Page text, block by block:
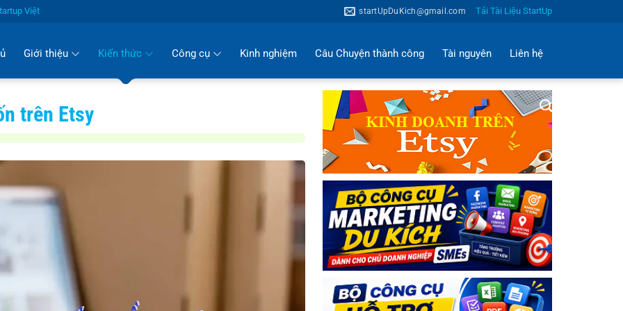
Việt startUpDuKich@gmail.com Tải Tài Liệu StartUp
Giới thiệu Kiến thức Công cụ Kinh nghiệm Câu Chuyện thành công Tài nguyên Liên hệ
trên Etsy